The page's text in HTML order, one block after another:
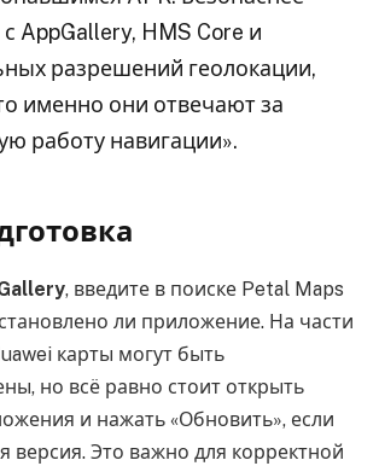
AppGallery, HMS Core и
разрешений геолокации,
именно они отвечают за
работу навигации».
, введите в поиске Petal Maps
ли приложение. На части
карты могут быть
но всё равно стоит открыть
и нажать «Обновить», если
версия. Это важно для корректной